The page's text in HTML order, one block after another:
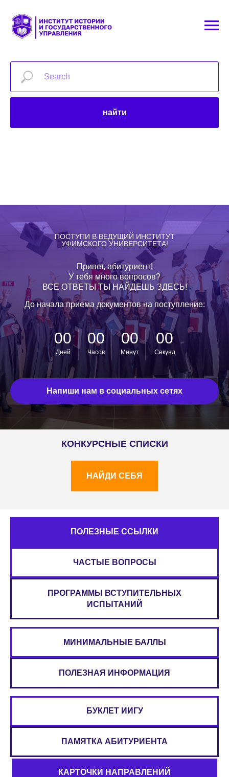
найти
ПОСТУПИ В ВЕДУЩИЙ ИНСТИТУТ
УФИМСКОГО УНИВЕРСИТЕТА!
Привет, абитуриент!
У тебя много вопросов?
ВСЕ ОТВЕТЫ ТЫ НАЙДЕШЬ ЗДЕСЬ!
До начала приема документов на поступление:
00
Дней
00
Часов
00
Минут
00
Секунд
Напиши нам в социальных сетях
КОНКУРСНЫЕ СПИСКИ
НАЙДИ СЕБЯ
ПОЛЕЗНЫЕ ССЫЛКИ
ЧАСТЫЕ ВОПРОСЫ
ПРОГРАММЫ ВСТУПИТЕЛЬНЫХ
ИСПЫТАНИЙ
МИНИМАЛЬНЫЕ БАЛЛЫ
ПОЛЕЗНАЯ ИНФОРМАЦИЯ
БУКЛЕТ ИИГУ
ПАМЯТКА АБИТУРИЕНТА
КАРТОЧКИ НАПРАВЛЕНИЙ